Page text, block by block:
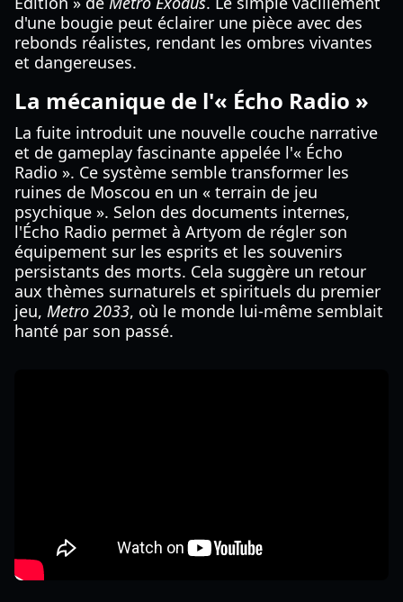
d'une bougie peut éclairer une pièce avec des
rebonds réalistes, rendant les ombres vivantes
et dangereuses.
La mécanique de l'« Écho Radio »
La fuite introduit une nouvelle couche narrative
et de gameplay fascinante appelée l'« Écho
Radio ». Ce système semble transformer les
ruines de Moscou en un « terrain de jeu
psychique ». Selon des documents internes,
l'Écho Radio permet à Artyom de régler son
équipement sur les esprits et les souvenirs
persistants des morts. Cela suggère un retour
aux thèmes surnaturels et spirituels du premier
jeu, Metro 2033, où le monde lui-même semblait
hanté par son passé.